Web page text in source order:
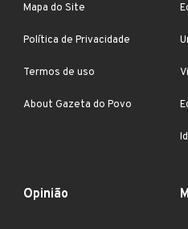
Mapa do Site
Política de Privacidade
Termos de uso
About Gazeta do Povo
Opinião